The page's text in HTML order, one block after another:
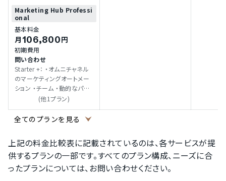
ィング および： ・シンプルな
払い（米国のみ） ・Eメールと
アプリ内チャットサポート
Marketing Hub Professi
onal
基本料金
月 106,800円
初期費用
問い合わせ
Starter +： ・オムニチャネル
のマーケティングオートメー
ション ・チーム ・動的なパー
ソナライズ ・カスタムレポー
ーシャルメディア
(他1プラン)
全てのプランを見る
上記の料金比較表に記載されているのは、各サービスが提
供するプランの一部です。すべてのプラン構成、ニーズに合
ったプランについては、お問い合わせください。